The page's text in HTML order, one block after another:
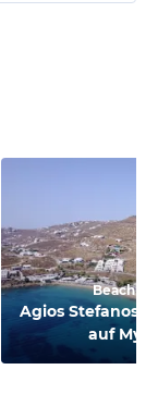
Beach-
Agios Stefanos
auf